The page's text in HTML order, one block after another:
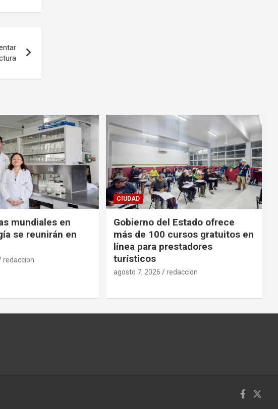
mundiales en
se reunirán en
redaccion
CIUDAD
Gobierno del Estado ofrece
más de 100 cursos gratuitos en
línea para prestadores
turísticos
agosto 7, 2026 redaccion